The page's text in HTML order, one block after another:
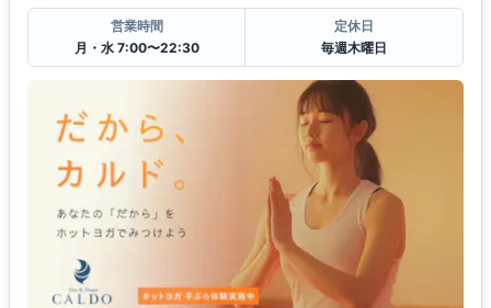
営業時間
月・水 7:00〜22:30
定休日
毎週木曜日